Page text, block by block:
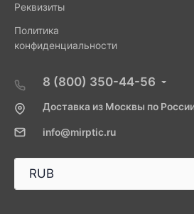
Реквизиты
Политика
конфиденциальности
8 (800) 350-44-56
Доставка из Москвы по
info@mirptic.ru